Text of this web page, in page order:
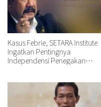
Kasus Febrie, SETARA Institute
Ingatkan Pentingnya
Independensi Penegakan